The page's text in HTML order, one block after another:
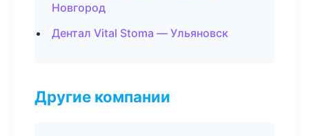
Новгород
Дентал Vital Stoma — Ульяновск
Другие компании